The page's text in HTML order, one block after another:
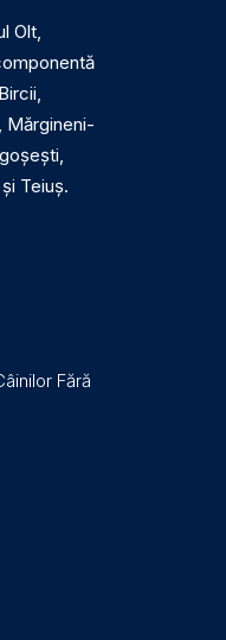
Olt,
Mărgineni-
Teiuș.
Fără